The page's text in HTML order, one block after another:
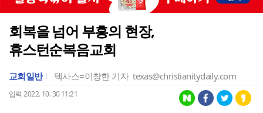
회복을 넘어 부흥의 현장,
휴스턴순복음교회
교회일반 텍사스=이창한 기자 texas@christianitydaily.com
입력 2022. 10. 30 11:21